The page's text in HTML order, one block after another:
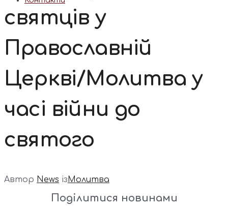
святців у
Православній
Церкві/Молитва у
часі війни до
святого
Автор News ізМолитва
Поділитися новинами